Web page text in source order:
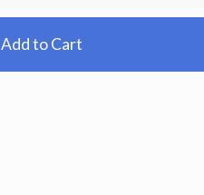
Add to Cart